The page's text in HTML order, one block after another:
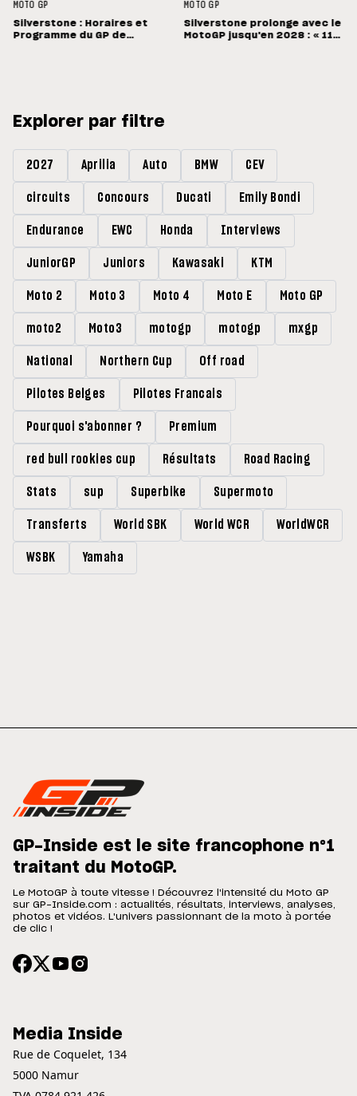
MOTO GP
Silverstone : Horaires et
Programme du GP de
MOTO GP
Silverstone prolonge avec le
MotoGP jusqu'en 2028 : « 11
Explorer par filtre
2027 Aprilia Auto BMW CEV
circuits Concours Ducati Emily Bondi
Endurance EWC Honda Interviews
JuniorGP Juniors Kawasaki KTM
Moto 2 Moto 3 Moto 4 Moto E Moto GP
moto2 Moto3 motogp motogp mxgp
National Northern Cup Off road
Pilotes Belges Pilotes Francais
Pourquoi s'abonner ? Premium
red bull rookies cup Résultats Road Racing
Stats sup Superbike Supermoto
Transferts World SBK World WCR WorldWCR
WSBK Yamaha
GP-Inside est le site francophone n°1
traitant du MotoGP.
Le MotoGP à toute vitesse ! Découvrez l'intensité du Moto GP
sur GP-Inside.com : actualités, résultats, interviews, analyses,
photos et vidéos. L'univers passionnant de la moto à portée
de clic !
Media Inside
Rue de Coquelet, 134
5000 Namur